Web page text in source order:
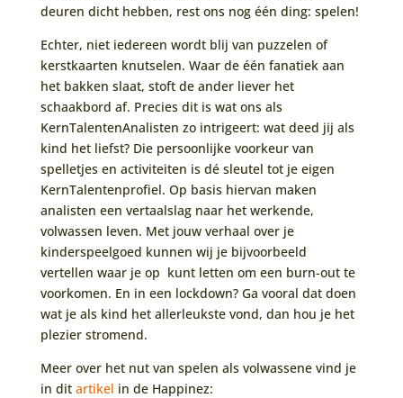
deuren dicht hebben, rest ons nog één ding: spelen!
Echter, niet iedereen wordt blij van puzzelen of
kerstkaarten knutselen. Waar de één fanatiek aan
het bakken slaat, stoft de ander liever het
schaakbord af. Precies dit is wat ons als
KernTalentenAnalisten zo intrigeert: wat deed jij als
kind het liefst? Die persoonlijke voorkeur van
spelletjes en activiteiten is dé sleutel tot je eigen
KernTalentenprofiel. Op basis hiervan maken
analisten een vertaalslag naar het werkende,
volwassen leven. Met jouw verhaal over je
kinderspeelgoed kunnen wij je bijvoorbeeld
vertellen waar je op kunt letten om een burn-out te
voorkomen. En in een lockdown? Ga vooral dat doen
wat je als kind het allerleukste vond, dan hou je het
plezier stromend.
Meer over het nut van spelen als volwassene vind je
in dit artikel in de Happinez: